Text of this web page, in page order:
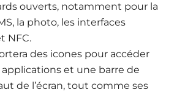
ouverts, notamment pour la
la photo, les interfaces
NFC.
des icones pour accéder
et une barre de
de l’écran, tout comme ses